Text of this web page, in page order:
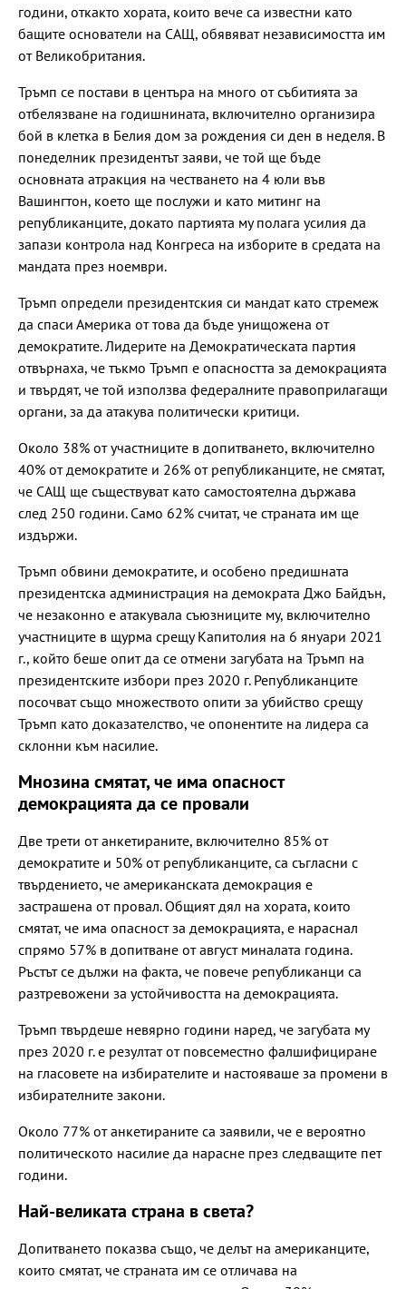
години, откакто хората, които вече са известни като
бащите основатели на САЩ, обявяват независимостта им
от Великобритания.
Тръмп се постави в центъра на много от събитията за
отбелязване на годишнината, включително организира
бой в клетка в Белия дом за рождения си ден в неделя. В
понеделник президентът заяви, че той ще бъде
основната атракция на честването на 4 юли във
Вашингтон, което ще послужи и като митинг на
републиканците, докато партията му полага усилия да
запази контрола над Конгреса на изборите в средата на
мандата през ноември.
Тръмп определи президентския си мандат като стремеж
да спаси Америка от това да бъде унищожена от
демократите. Лидерите на Демократическата партия
отвърнаха, че тъкмо Тръмп е опасността за демокрацията
и твърдят, че той използва федералните правоприлагащи
органи, за да атакува политически критици.
Около 38% от участниците в допитването, включително
40% от демократите и 26% от републиканците, не смятат,
че САЩ ще съществуват като самостоятелна държава
след 250 години. Само 62% считат, че страната им ще
издържи.
Тръмп обвини демократите, и особено предишната
президентска администрация на демократа Джо Байдън,
че незаконно е атакувала съюзниците му, включително
участниците в щурма срещу Капитолия на 6 януари 2021
г., който беше опит да се отмени загубата на Тръмп на
президентските избори през 2020 г. Републиканците
посочват също множеството опити за убийство срещу
Тръмп като доказателство, че опонентите на лидера са
склонни към насилие.
Мнозина смятат, че има опасност
демокрацията да се провали
Две трети от анкетираните, включително 85% от
демократите и 50% от републиканците, са съгласни с
твърдението, че американската демокрация е
застрашена от провал. Общият дял на хората, които
смятат, че има опасност за демокрацията, е нараснал
спрямо 57% в допитване от август миналата година.
Ръстът се дължи на факта, че повече републиканци са
разтревожени за устойчивостта на демокрацията.
Тръмп твърдеше невярно години наред, че загубата му
през 2020 г. е резултат от повсеместно фалшифициране
на гласовете на избирателите и настояваше за промени в
избирателните закони.
Около 77% от анкетираните са заявили, че е вероятно
политическото насилие да нарасне през следващите пет
години.
Най-великата страна в света?
Допитването показва също, че делът на американците,
които смятат, че страната им се отличава на